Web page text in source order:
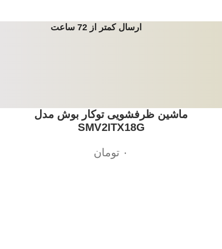
ارسال کمتر از 72 ساعت
ماشین ظرفشویی توکار بوش مدل
SMV2ITX18G
۰ تومان